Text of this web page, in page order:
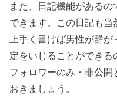
また、日記機能がある
できます。この日記も当
上手く書けば男性が群
定をいじることができる
フォロワーのみ・非公開
おきましょう。